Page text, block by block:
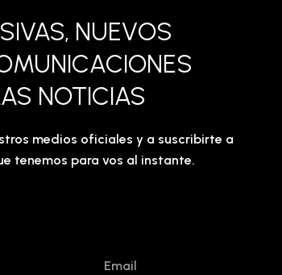
NUEVOS
NOTICIAS
medios oficiales y a suscribirte a
tenemos para vos al instante.